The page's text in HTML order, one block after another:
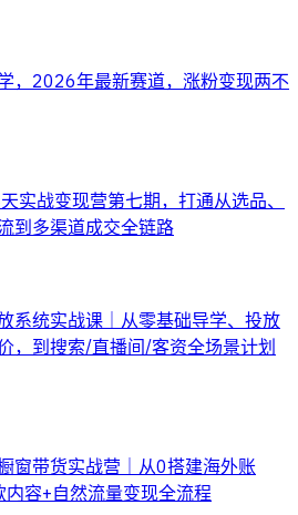
，2026年最新赛道，涨粉变现两不
实战变现营第七期，打通从选品、
到多渠道成交全链路
系统实战课｜从零基础导学、投放
，到搜索/直播间/客资全场景计划
窗带货实战营｜从0搭建海外账
容+自然流量变现全流程